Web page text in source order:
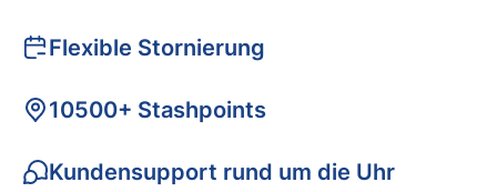
Flexible Stornierung
10500+ Stashpoints
Kundensupport rund um die Uhr